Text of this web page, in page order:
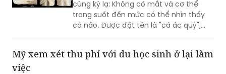
cùng kỳ lạ: Không có mắt và cơ thể
trong suốt đến mức có thể nhìn thấy
cả não. Được đặt tên là "cá ác quỷ",
hiếm nhất trên thế giới hiện nay.
Mỹ xem xét thu phí với du học sinh ở lại làm
việc